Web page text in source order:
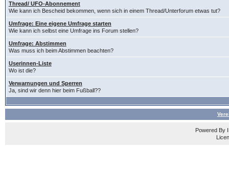
Thread/ UFO-Abonnement
Wie kann ich Bescheid bekommen, wenn sich in einem Thread/Unterforum etwas tut?
Umfrage: Eine eigene Umfrage starten
Wie kann ich selbst eine Umfrage ins Forum stellen?
Umfrage: Abstimmen
Was muss ich beim Abstimmen beachten?
Userinnen-Liste
Wo ist die?
Verwarnungen und Sperren
Ja, sind wir denn hier beim Fußball??
Powered By